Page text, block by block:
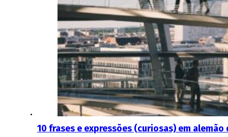
10 frases e expressões (curiosas) em